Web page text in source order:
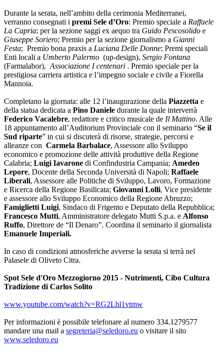
Durante la serata, nell’ambito della cerimonia Mediterranei,
verranno consegnati i premi Sele d’Oro: Premio speciale a Raffaele
La Capria; per la sezione saggi ex aequo tra Guido Pescosolido e
Giuseppe Soriero; Premio per la sezione giornalismo a Gianni
Festa; Premio bona praxis a Luciana Delle Donne; Premi speciali
Enti locali a Umberto Palermo (up-design), Sergio Fontana
(Farmalabor), Associazione I centenari . Premio speciale per la
prestigiosa carriera artistica e l’impegno sociale e civile a Fiorella
Mannoia.
Completano la giornata: alle 12 l’inaugurazione della Piazzetta e
della statua dedicata a Pino Daniele durante la quale interverrà
Federico Vacalebre, redattore e critico musicale de Il Mattino. Alle
18 appuntamento all’Auditorium Provinciale con il seminario “Se il
Sud riparte” in cui si discuterà di risorse, strategie, percorsi e
alleanze con Carmela Barbalace, Assessore allo Sviluppo
economico e promozione delle attività produttive della Regione
Calabria; Luigi Iavarone di Confindustria Campania; Amedeo
Lepore, Docente della Seconda Università di Napoli; Raffaele
Liberali, Assessore alle Politiche di Sviluppo, Lavoro, Formazione
e Ricerca della Regione Basilicata; Giovanni Lolli, Vice presidente
e assessore allo Sviluppo Economico della Regione Abruzzo;
Famiglietti Luigi, Sindaco di Frigento e Deputato della Repubblica;
Francesco Mutti, Amministratore delegato Mutti S.p.a. e Alfonso
Ruffo, Direttore de “Il Denaro”. Coordina il seminario il giornalista
Emanuele Imperiali.
In caso di condizioni atmosferiche avverse la serata si terrà nel
Palasele di Oliveto Citra.
Spot Sele d'Oro Mezzogiorno 2015 - Nutrimenti, Cibo Cultura
Tradizione di Carlos Solito
www.youtube.com/watch?v=RG2Lhl1vtmw
Per informazioni è possibile telefonare al numero 334.1279577
mandare una mail a segreteria@seledoro.eu o visitare il sito
www.seledoro.eu